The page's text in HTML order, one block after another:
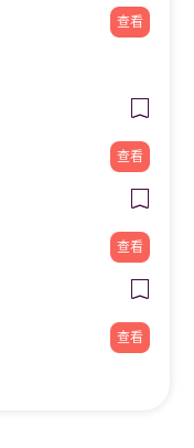
查看
查看
查看
查看